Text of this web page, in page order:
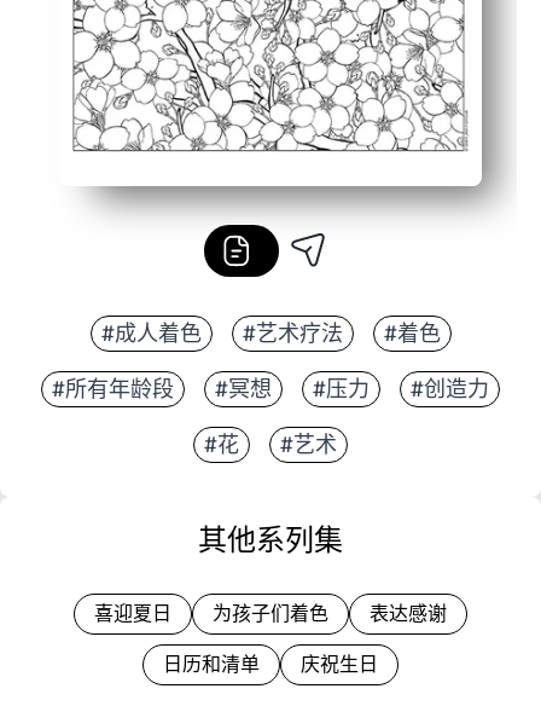
#成人着色 #艺术疗法 #着色
#所有年龄段 #冥想 #压力 #创造力
#花 #艺术
其他系列集
喜迎夏日 为孩子们着色 表达感谢
日历和清单 庆祝生日